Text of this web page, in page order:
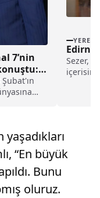
7’nin
oluyoruz"
YEREL
Edirne
Sezer,
“En büyük
Bunu
oluruz.